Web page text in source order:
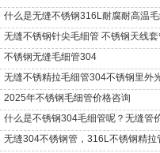
什么是无缝不锈钢316L耐腐耐高温
无缝不锈钢针尖毛细管 不锈钢天线
不锈钢无缝毛细管304
无缝不锈精拉毛细管304不锈钢里外
2025年不锈钢毛细管价格咨询
什么是不锈钢304毛细管呢？无缝管
无缝304不锈钢管，316L不锈钢精拉